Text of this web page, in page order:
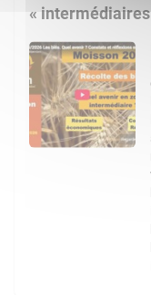
«